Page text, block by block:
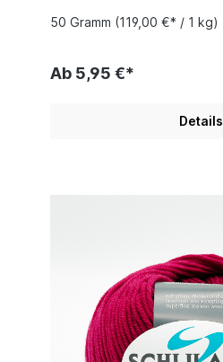
50 Gramm (119,00 €* / 1 kg)
Ab 5,95 €*
Details